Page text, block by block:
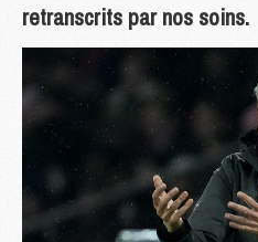
retranscrits par nos soins.